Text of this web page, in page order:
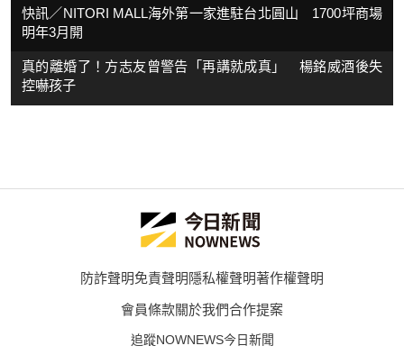
快訊／NITORI MALL海外第一家進駐台北圓山 1700坪商場
明年3月開
真的離婚了！方志友曾警告「再講就成真」 楊銘威酒後失
控嚇孩子
防詐聲明免責聲明隱私權聲明著作權聲明
會員條款關於我們合作提案
追蹤NOWNEWS今日新聞